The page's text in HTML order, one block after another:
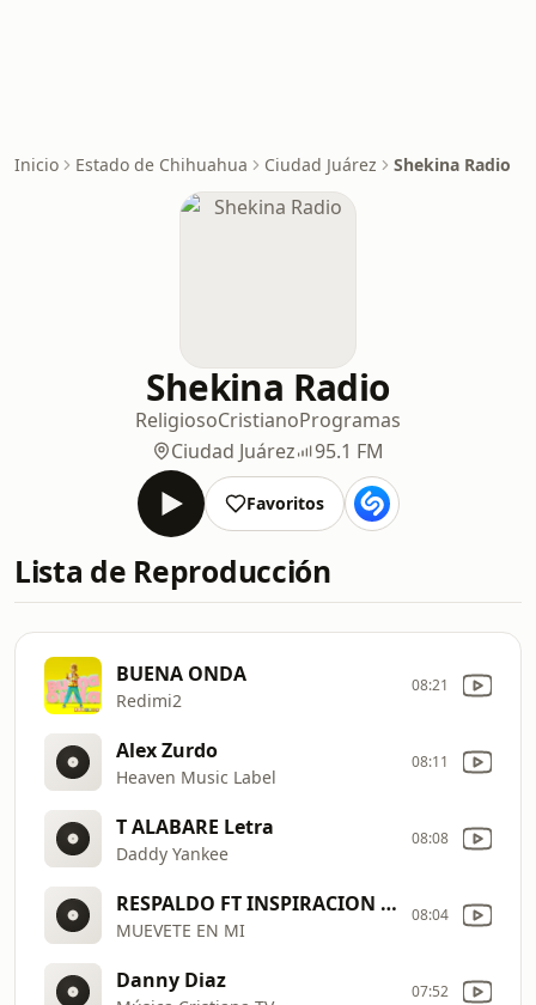
Inicio Estado de Chihuahua Ciudad Juárez Shekina Radio
Shekina Radio
ReligiosoCristianoProgramas
Ciudad Juárez
95.1 FM
Favoritos
Lista de Reproducción
BUENA ONDA
Redimi2
08:21
Alex Zurdo
Heaven Music Label
08:11
T ALABARE Letra
Daddy Yankee
08:08
RESPALDO FT INSPIRACION CRISTIANA
MUEVETE EN MI
08:04
Danny Diaz 07:52